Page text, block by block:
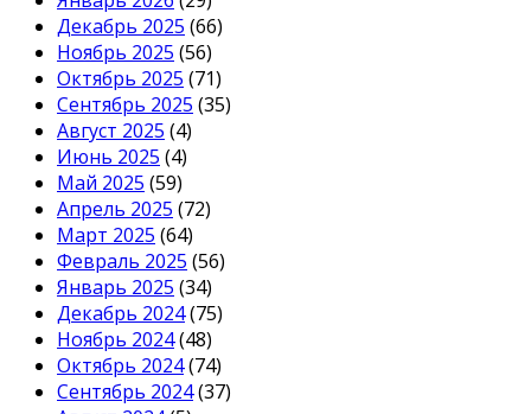
Декабрь 2025 (66)
Ноябрь 2025 (56)
Октябрь 2025 (71)
Сентябрь 2025 (35)
Август 2025 (4)
Июнь 2025 (4)
Май 2025 (59)
Апрель 2025 (72)
Март 2025 (64)
Февраль 2025 (56)
Январь 2025 (34)
Декабрь 2024(75)
Ноябрь 2024(48)
Октябрь 2024(74)
Сентябрь 2024(37)